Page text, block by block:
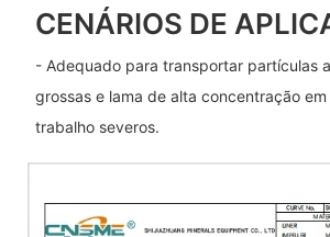
CENÁRIOS DE
- Adequado para transportar partículas
grossas e lama de alta concentração
trabalho severos.